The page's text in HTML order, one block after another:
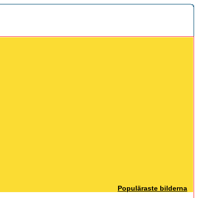
Populäraste bilderna